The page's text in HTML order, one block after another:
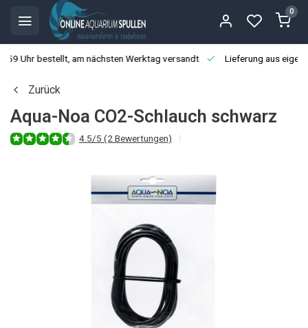
0
Uhr bestellt, am nächsten Werktag versandt Lieferung aus
Zurück
Aqua-Noa CO2-Schlauch schwarz
4.5/5 (2 Bewertungen)